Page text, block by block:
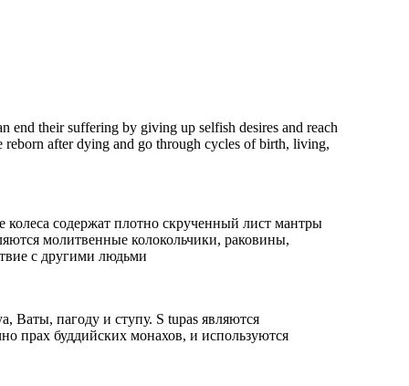
death outside the palace walls, he left his privileged life to meditate and
seek an answer to the root causes of human suffering. He achieved
enlightenment at the age of 35 after meditating for several days under
what is known as the Bodhi tree and became the Buddha. He taught his
followers that the way to Nirvana was by following the Four Noble Truths
6 век до
end their suffering by giving up selfish desires and reach
after dying and go through cycles of birth, living,
содержат плотно скрученный лист мантры
молитвенные колокольчики, раковины,
с другими людьми
Ваты, пагоду и ступу. S tupas являются
прах буддийских монахов, и используются